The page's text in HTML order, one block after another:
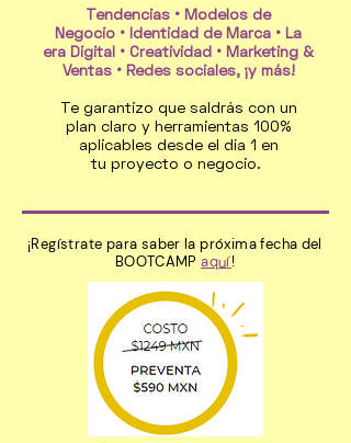
Tendencias • Modelos de
Negocio • Identidad de Marca • La
era Digital • Creatividad • Marketing &
Ventas • Redes sociales, ¡y más!
Te garantizo que saldrás con un
plan claro y herramientas 100%
aplicables desde el día 1 en
tu proyecto o negocio.
¡Regístrate para saber la próxima fecha del
BOOTCAMPaquí!